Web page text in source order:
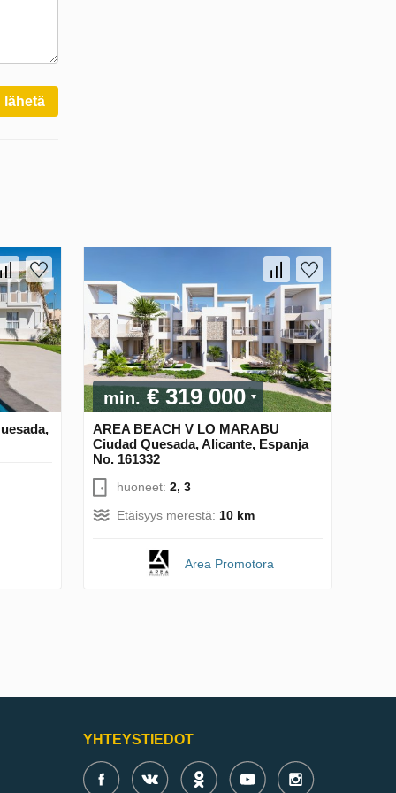
lähetä
min. € 319 000
AREA BEACH V LO MARABU
Ciudad Quesada, Alicante, Espanja
No. 161332
huoneet: 2, 3
Etäisyys merestä: 10 km
Area Promotora
YHTEYSTIEDOT